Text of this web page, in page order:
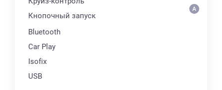
Кнопочный запуск
Bluetooth
Car Play
Isofix
USB